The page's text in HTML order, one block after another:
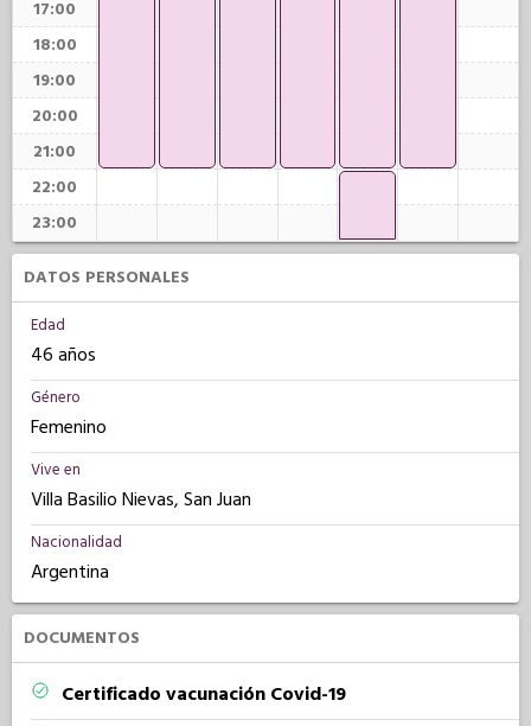
17:00
18:00
19:00
20:00
21:00
22:00
23:00
DATOS PERSONALES
Edad
46 años
Género
Femenino
Vive en
Villa Basilio Nievas, San Juan
Nacionalidad
Argentina
DOCUMENTOS
Certificado vacunación Covid-19